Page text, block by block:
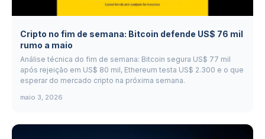
Cripto no fim de semana: Bitcoin defende US$ 76 mil
rumo a maio
Análise técnica do fim de semana: Bitcoin segura US$ 77 mil
após rejeição em US$ 80 mil, Ethereum testa US$ 2.300 e o que
esperar do mercado cripto na próxima semana.
maio 3, 2026